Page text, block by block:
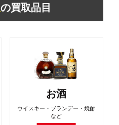
の買取品目
お酒
ウイスキー・ブランデー・焼酎
など